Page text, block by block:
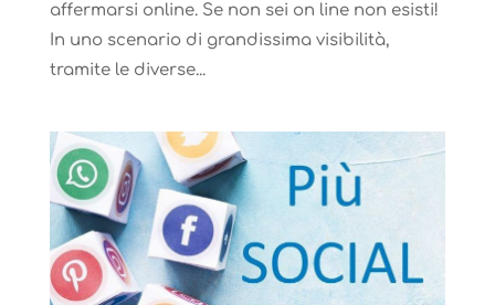
affermarsi online. Se non sei on line non esisti!
In uno scenario di grandissima visibilità,
tramite le diverse...